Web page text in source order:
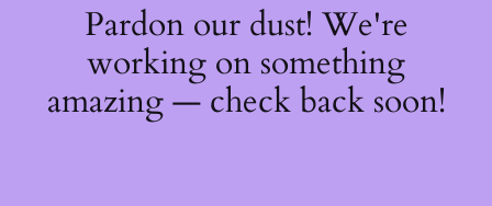
Pardon our dust! We're
working on something
amazing — check back soon!